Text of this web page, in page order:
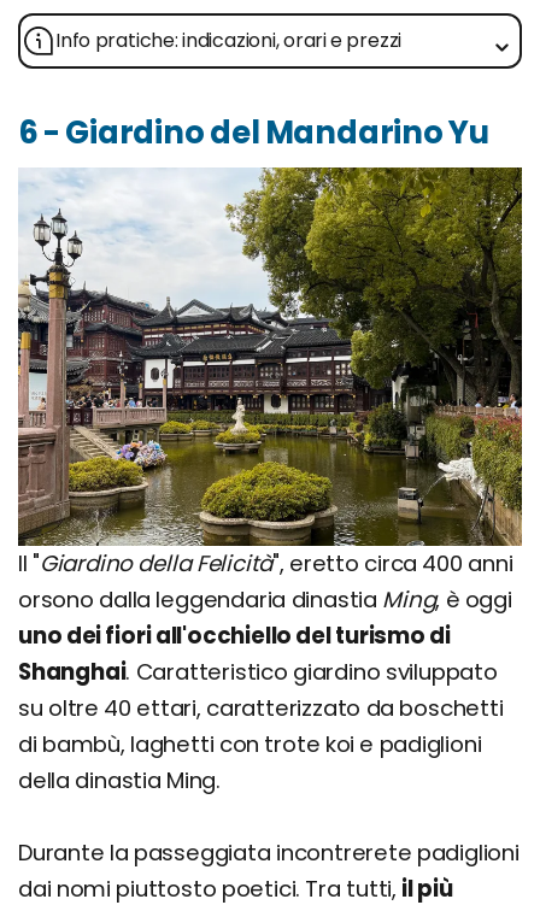
Info pratiche: indicazioni, orari e prezzi
6 - Giardino del Mandarino Yu
Il "Giardino della Felicità", eretto circa 400 anni
orsono dalla leggendaria dinastia Ming, è oggi
uno dei fiori all'occhiello del turismo di
Shanghai. Caratteristico giardino sviluppato
su oltre 40 ettari, caratterizzato da boschetti
di bambù, laghetti con trote koi e padiglioni
della dinastia Ming.
Durante la passeggiata incontrerete padiglioni
dai nomi piuttosto poetici. Tra tutti, il più